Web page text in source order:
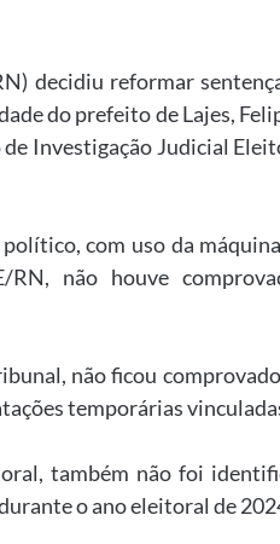
decidiu reformar
do prefeito de Lajes,
Investigação Judicial
com uso da
não houve
não ficou
temporárias
também não foi
o ano eleitoral de